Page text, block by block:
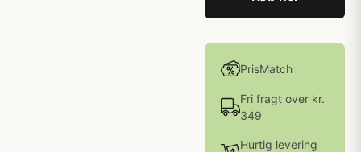
PrisMatch
Fri fragt over kr.
349
Hurtig levering